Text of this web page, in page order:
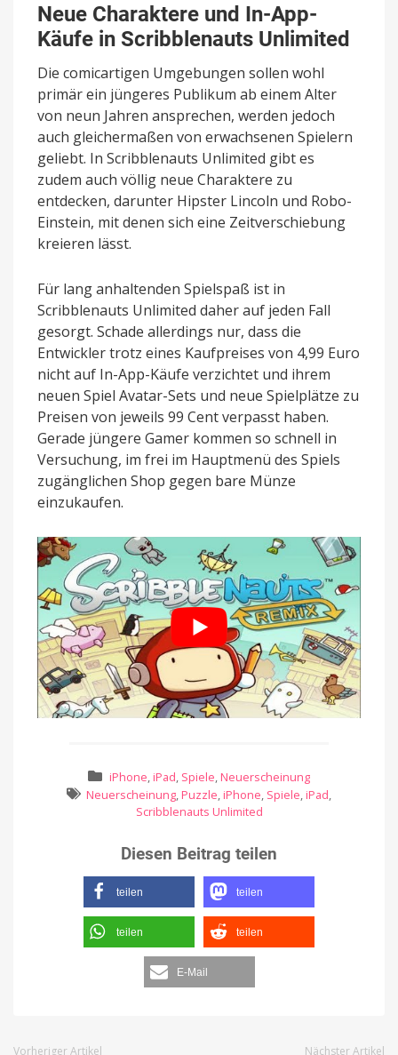
Neue Charaktere und In-App-
Käufe in Scribblenauts Unlimited
Die comicartigen Umgebungen sollen wohl
primär ein jüngeres Publikum ab einem Alter
von neun Jahren ansprechen, werden jedoch
auch gleichermaßen von erwachsenen Spielern
geliebt. In Scribblenauts Unlimited gibt es
zudem auch völlig neue Charaktere zu
entdecken, darunter Hipster Lincoln und Robo-
Einstein, mit denen sich eine Zeitverschiebung
kreieren lässt.
Für lang anhaltenden Spielspaß ist in
Scribblenauts Unlimited daher auf jeden Fall
gesorgt. Schade allerdings nur, dass die
Entwickler trotz eines Kaufpreises von 4,99 Euro
nicht auf In-App-Käufe verzichtet und ihrem
neuen Spiel Avatar-Sets und neue Spielplätze zu
Preisen von jeweils 99 Cent verpasst haben.
Gerade jüngere Gamer kommen so schnell in
Versuchung, im frei im Hauptmenü des Spiels
zugänglichen Shop gegen bare Münze
einzukaufen.
iPhone, iPad, Spiele, Neuerscheinung
Neuerscheinung, Puzzle, iPhone, Spiele, iPad,
Scribblenauts Unlimited
Diesen Beitrag teilen
teilen teilen
teilen teilen
E-Mail
Vorheriger Artikel Nächster Artikel